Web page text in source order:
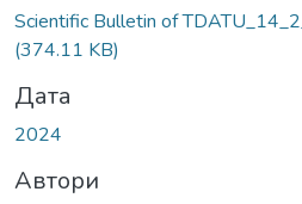
Scientific Bulletin of
(374.11 KB)
Дата
2024
Автори